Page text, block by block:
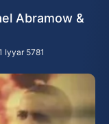
Abramow &
Iyyar 5781